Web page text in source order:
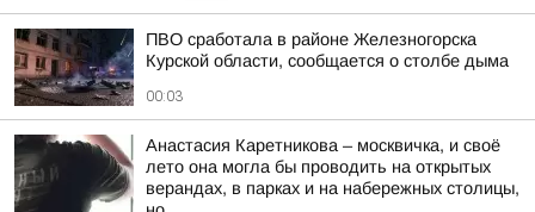
ПВО сработала в районе Железногорска
Курской области, сообщается о столбе дыма
00:03
Анастасия Каретникова – москвичка, и своё
лето она могла бы проводить на открытых
верандах, в парках и на набережных столицы,